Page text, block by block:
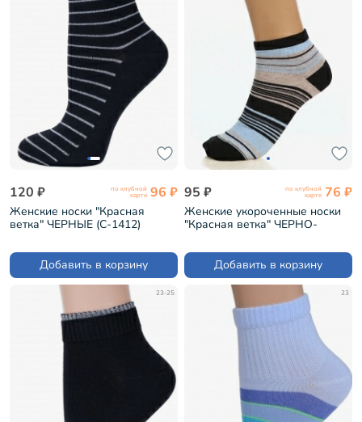
120 ₽ по клубной
карте 96 ₽
Женские носки "Красная
ветка" ЧЕРНЫЕ (С-1412)
Добавить в корзину
95 ₽ по клубной
карте 76 ₽
Женские укороченные носки
"Красная ветка" ЧЕРНО-
Добавить в корзину
23-25 23